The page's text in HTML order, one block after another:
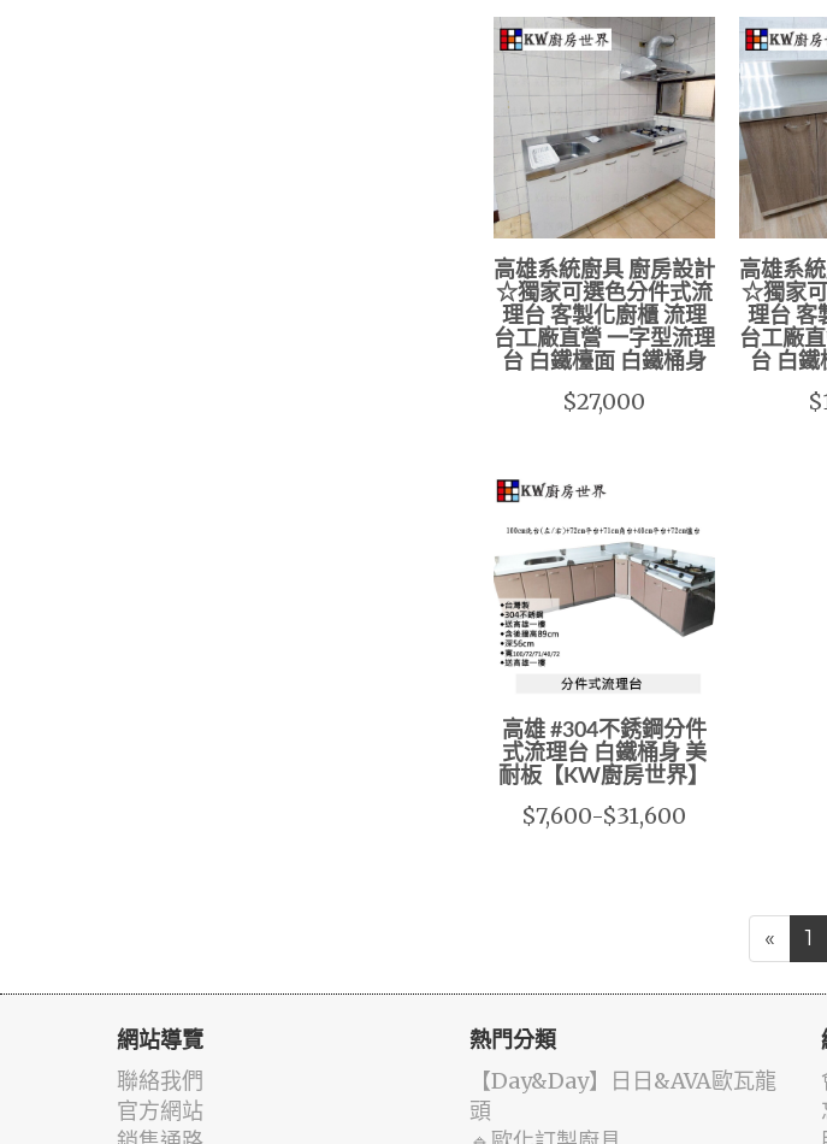
高雄系統廚具 廚房設計
☆獨家可選色分件式流
理台 客製化廚櫃 流理
台工廠直營 一字型流理
台 白鐵檯面 白鐵桶身
$27,000
高雄系
☆獨家
理台 客
台工廠
台 白鐵
高雄 #304不銹鋼分件
式流理台 白鐵桶身 美
耐板【KW廚房世界】
$7,600-$31,600
« 1
網站導覽
聯絡我們
官方網站
熱門分類
️【Day&Day】️日日&AVA歐瓦龍
頭